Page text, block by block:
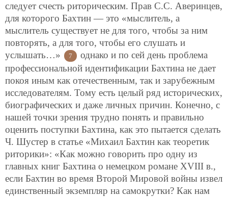
следует счесть риторическим. Прав С.С. Аверинцев,
для которого Бахтин — это «мыслитель, а
мыслитель существует не для того, чтобы за ним
повторять, а для того, чтобы его слушать и
услышать…»
7
однако и по сей день проблема
профессиональной идентификации Бахтина не дает
покоя иным как отечественным, так и зарубежным
исследователям. Тому есть целый ряд исторических,
биографических и даже личных причин. Конечно, с
нашей точки зрения трудно понять и правильно
оценить поступки Бахтина, как это пытается сделать
Ч. Шустер в статье «Михаил Бахтин как теоретик
риторики»: «Как можно говорить про одну из
главных книг Бахтина о немецком романе XVIII в.,
если Бахтин во время Второй Мировой войны извел
единственный экземпляр на самокрутки? Как нам